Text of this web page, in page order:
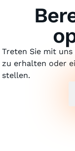
Treten Sie mit
zu erhalten oder
stellen.